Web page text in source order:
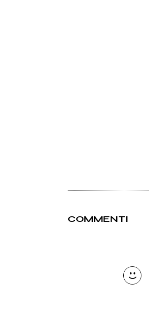
COMMENTI